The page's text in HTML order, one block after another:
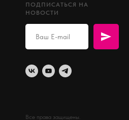
ПОДПИСАТЬСЯ НА
НОВОСТИ
Все права защищены.